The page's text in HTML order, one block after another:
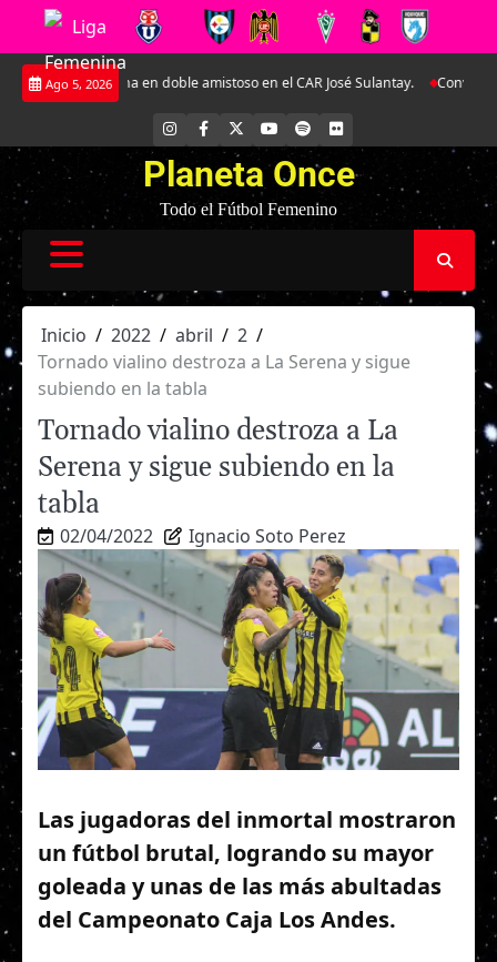
Saltar
Ago 5, 2026
en doble amistoso en el CAR José Sulantay. Conversamos en
INSTAGRAM
FACEBOOK YOUTUBE
SPOTIFYFLICKR
Planeta Once
Todo el Fútbol Femenino
Inicio 2022 abril
2
Tornado vialino destroza a La Serena y sigue
subiendo en la tabla
Tornado vialino destroza a La
Serena y sigue subiendo en la
tabla
02/04/2022 Ignacio Soto Perez
Las jugadoras del inmortal mostraron
un fútbol brutal, logrando su mayor
goleada y unas de las más abultadas
del Campeonato Caja Los Andes.